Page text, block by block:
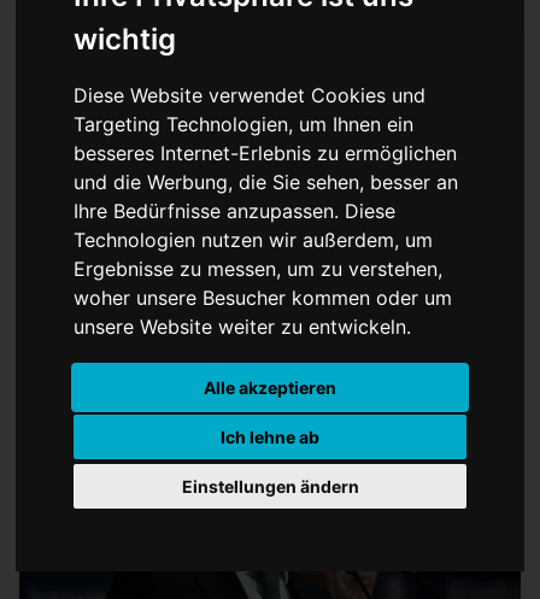
wichtig
Diese Website verwendet Cookies und
Targeting Technologien, um Ihnen ein
besseres Internet-Erlebnis zu ermöglichen
und die Werbung, die Sie sehen, besser an
Ihre Bedürfnisse anzupassen. Diese
Technologien nutzen wir außerdem, um
Ergebnisse zu messen, um zu verstehen,
woher unsere Besucher kommen oder um
unsere Website weiter zu entwickeln.
Alle akzeptieren
Ich lehne ab
Einstellungen ändern
Istanbul-Gespräche:
Hoffnungsschimmer
durch
Gefangenenaustausch –
Waffenruhe bleibt fern